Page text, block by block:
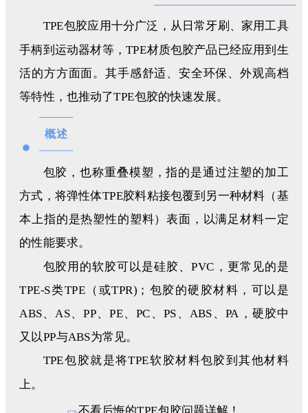
TPE包胶应用十分广泛，从日常牙刷、家用工具
手柄到运动器材等，TPE材质包胶产品已经应用到生
活的方方面面。其手感舒适、安全环保、外观高档
等特性，也推动了TPE包胶的快速发展。
概述
包胶，也称重叠模塑，指的是通过注塑的加工
方式，将弹性体TPE胶料粘接包覆到另一种材料（基
本上指的是热塑性的塑料）表面，以满足材料一定
的性能要求。
包胶用的软胶可以是硅胶、PVC，更常见的是
TPE-S类TPE（或TPR)；包胶的硬胶材料，可以是
ABS、AS、PP、PE、PC、PS、ABS、PA，硬胶中
又以PP与ABS为常见。
TPE包胶就是将TPE软胶材料包胶到其他材料
上。